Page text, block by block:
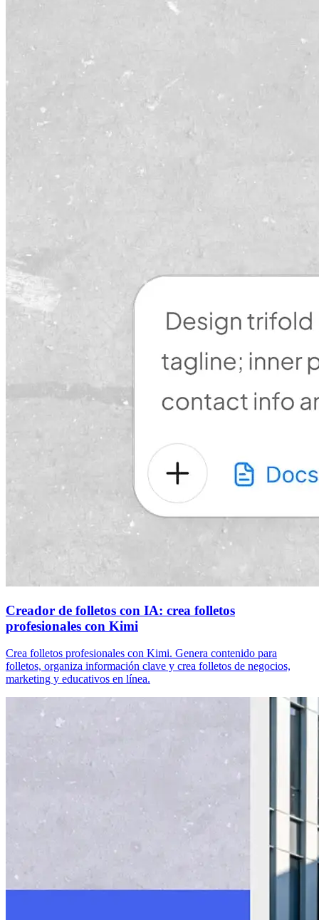
Creador de folletos con IA: crea folletos
profesionales con Kimi
Crea folletos profesionales con Kimi. Genera contenido para
folletos, organiza información clave y crea folletos de negocios,
marketing y educativos en línea.